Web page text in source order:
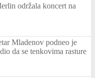
održala koncert na
Mladenov podneo je
da se tenkovima rasture